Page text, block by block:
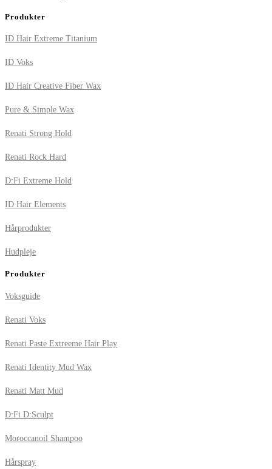
Produkter
ID Hair Extreme Titanium
ID Voks
ID Hair Creative Fiber Wax
Pure & Simple Wax
Renati Strong Hold
Renati Rock Hard
D:Fi Extreme Hold
ID Hair Elements
Hårprodukter
Hudpleje
Produkter
Voksguide
Renati Voks
Renati Paste Extreeme Hair Play
Renati Identity Mud Wax
Renati Matt Mud
D:Fi D:Sculpt
Moroccanoil Shampoo
Hårspray